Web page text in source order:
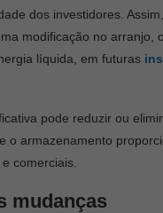
dos investidores.
modificação no arranjo,
líquida, em futuras
pode reduzir ou
o armazenamento
comerciais.
mudanças